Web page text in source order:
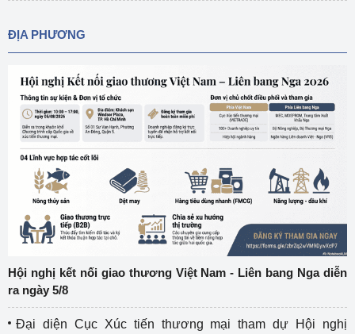
ĐỊA PHƯƠNG
Hội nghị kết nối giao thương Việt Nam - Liên bang Nga diễn
ra ngày 5/8
Đại diện Cục Xúc tiến thương mại tham dự Hội nghị